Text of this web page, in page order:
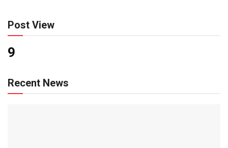
Post View
9
Recent News